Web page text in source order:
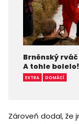
Brněnský
A tohle bolelo!
EXTRA DOMÁCÍ
Zároveň dodal, že